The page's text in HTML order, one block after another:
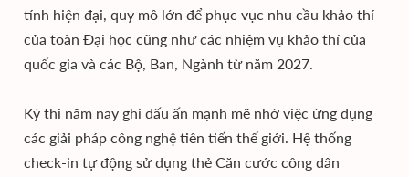
tính hiện đại, quy mô lớn để phục vục nhu cầu khảo thí
của toàn Đại học cũng như các nhiệm vụ khảo thí của
quốc gia và các Bộ, Ban, Ngành từ năm 2027.
Kỳ thi năm nay ghi dấu ấn mạnh mẽ nhờ việc ứng dụng
các giải pháp công nghệ tiên tiến thế giới. Hệ thống
check-in tự động sử dụng thẻ Căn cước công dân